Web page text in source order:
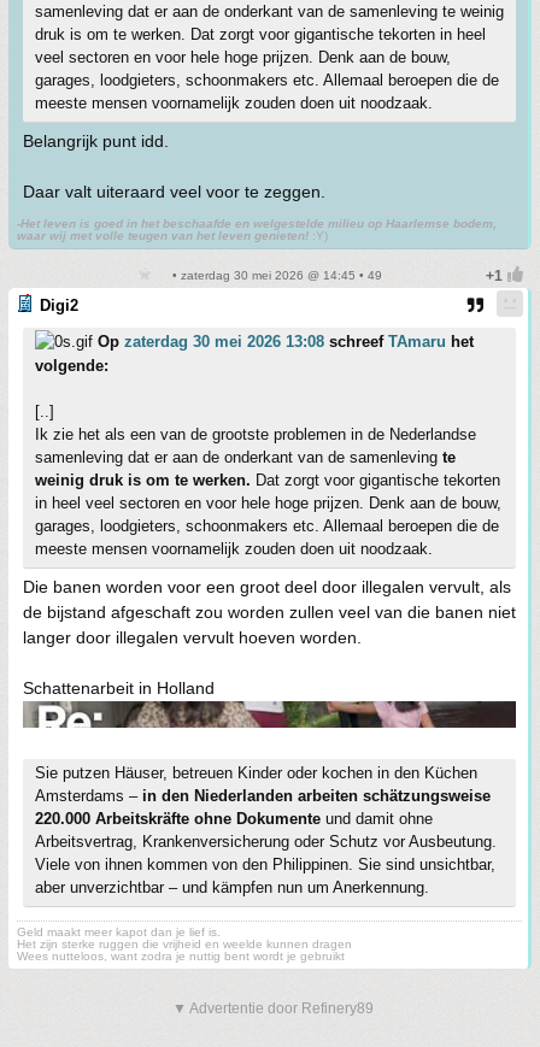
samenleving dat er aan de onderkant van de samenleving te weinig
druk is om te werken. Dat zorgt voor gigantische tekorten in heel
veel sectoren en voor hele hoge prijzen. Denk aan de bouw,
garages, loodgieters, schoonmakers etc. Allemaal beroepen die de
meeste mensen voornamelijk zouden doen uit noodzaak.
Belangrijk punt idd.
Daar valt uiteraard veel voor te zeggen.
-Het leven is goed in het beschaafde en welgestelde milieu op Haarlemse bodem,
waar wij met volle teugen van het leven genieten! :Y)
• zaterdag 30 mei 2026 @ 14:45 • 49
Digi2
Op zaterdag 30 mei 2026 13:08 schreef TAmaru het
volgende:
[..]
Ik zie het als een van de grootste problemen in de Nederlandse
samenleving dat er aan de onderkant van de samenleving te
weinig druk is om te werken. Dat zorgt voor gigantische tekorten
in heel veel sectoren en voor hele hoge prijzen. Denk aan de bouw,
garages, loodgieters, schoonmakers etc. Allemaal beroepen die de
meeste mensen voornamelijk zouden doen uit noodzaak.
Die banen worden voor een groot deel door illegalen vervult, als
de bijstand afgeschaft zou worden zullen veel van die banen niet
langer door illegalen vervult hoeven worden.
Schattenarbeit in Holland
Sie putzen Häuser, betreuen Kinder oder kochen in den Küchen
Amsterdams – in den Niederlanden arbeiten schätzungsweise
220.000 Arbeitskräfte ohne Dokumente und damit ohne
Arbeitsvertrag, Krankenversicherung oder Schutz vor Ausbeutung.
Viele von ihnen kommen von den Philippinen. Sie sind unsichtbar,
aber unverzichtbar – und kämpfen nun um Anerkennung.
Geld maakt meer kapot dan je lief is.
Het zijn sterke ruggen die vrijheid en weelde kunnen dragen
Wees nutteloos, want zodra je nuttig bent wordt je gebruikt
▼ Advertentie door Refinery89